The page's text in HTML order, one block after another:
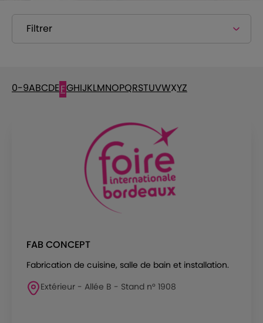
Filtrer
0-9ABCDEFGHIJKLMNOPQRSTUVWXYZ
FAB CONCEPT
Fabrication de cuisine, salle de bain et installation.
Extérieur - Allée B - Stand n° 1908